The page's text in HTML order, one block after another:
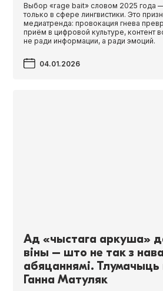
Выбор «rage bait» словом 2025 года
только в сфере лингвистики. Это
медиатренда: провокация гнева
приём в цифровой культуре, контент
не ради информации, а ради эмоций.
04.01.2026
Ад «чыстага аркуша»
віны – што не так з
абяцаннямі. Тлумачыць
Ганна Матуляк